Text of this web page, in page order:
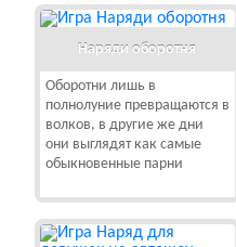
Наряди оборотня
Оборотни лишь в
полнолуние превращаются в
волков, в другие же дни
они выглядят как самые
обыкновенные парни